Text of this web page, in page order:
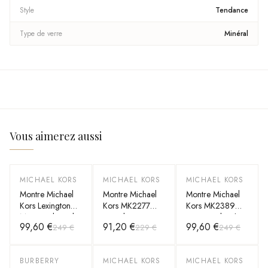
Style Tendance
Type de verre Minéral
Vous aimerez aussi
-60%
MICHAEL KORS
Montre Michael
Kors Lexington
MK4746 bracelet
blanc en cuir
99,60 €249 €
-60%
MICHAEL KORS
Montre Michael
Kors MK2277
Bracelet en Cuir
Blanc et Lunette
91,20 €229 €
-60%
MICHAEL KORS
Montre Michael
Kors MK2389
Runway Blanche
au design épuré
99,60 €249 €
- 40 %
BURBERRY -60%
MICHAEL KORS -60%
MICHAEL KORS